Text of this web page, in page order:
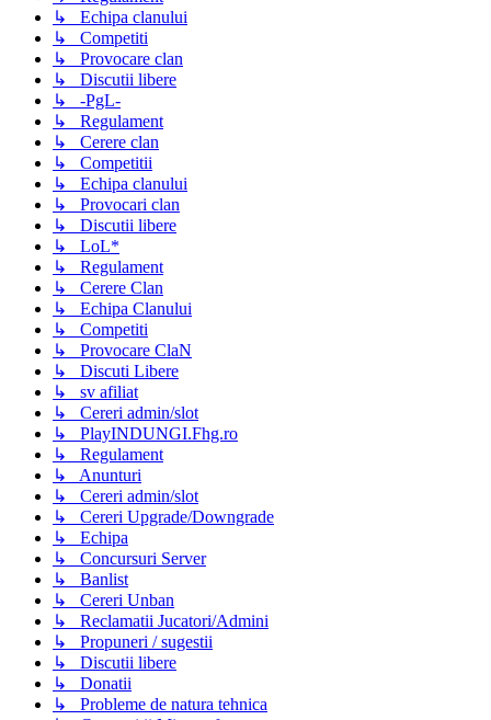
↳ Echipa clanului
↳ Competiti
↳ Provocare clan
↳ Discutii libere
↳ -PgL-
↳ Regulament
↳ Cerere clan
↳ Competitii
↳ Echipa clanului
↳ Provocari clan
↳ Discutii libere
↳ LoL*
↳ Regulament
↳ Cerere Clan
↳ Echipa Clanului
↳ Competiti
↳ Provocare ClaN
↳ Discuti Libere
↳ sv afiliat
↳ Cereri admin/slot
↳ PlayINDUNGI.Fhg.ro
↳ Regulament
↳ Anunturi
↳ Cereri admin/slot
↳ Cereri Upgrade/Downgrade
↳ Echipa
↳ Concursuri Server
↳ Banlist
↳ Cereri Unban
↳ Reclamatii Jucatori/Admini
↳ Propuneri / sugestii
↳ Discutii libere
↳ Donatii
↳ Probleme de natura tehnica